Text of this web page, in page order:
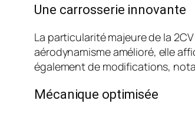
Une carrosserie innovante
La particularité majeure de la
aérodynamisme amélioré, elle
également de modifications,
Mécanique optimisée